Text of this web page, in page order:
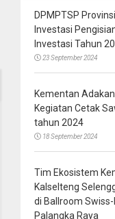
DPMPTSP
Investasi
Investasi Tahun
23 September 2024
Kementan
Kegiatan Cetak
tahun 2024
18 September 2024
Tim Ekosistem
Kalselteng
di Ballroom
Palangka Raya